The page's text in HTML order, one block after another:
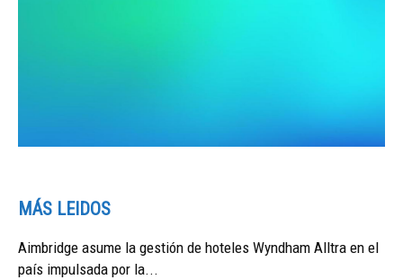
MÁS LEIDOS
Aimbridge asume la gestión de hoteles Wyndham Alltra en el
país impulsada por la...